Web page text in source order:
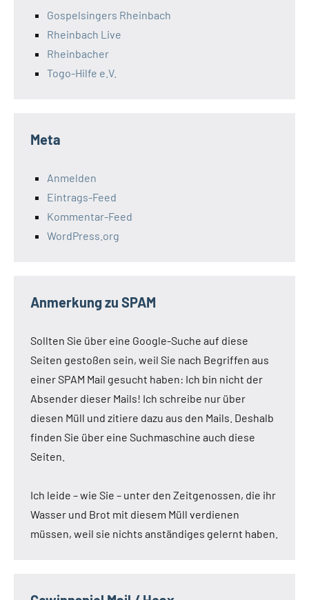
Gospelsingers Rheinbach
Rheinbach Live
Rheinbacher
Togo-Hilfe e.V.
Meta
Anmelden
Eintrags-Feed
Kommentar-Feed
WordPress.org
Anmerkung zu SPAM
Sollten Sie über eine Google-Suche auf diese
Seiten gestoßen sein, weil Sie nach Begriffen aus
einer SPAM Mail gesucht haben: Ich bin nicht der
Absender dieser Mails! Ich schreibe nur über
diesen Müll und zitiere dazu aus den Mails. Deshalb
finden Sie über eine Suchmaschine auch diese
Seiten.
Ich leide – wie Sie – unter den Zeitgenossen, die ihr
Wasser und Brot mit diesem Müll verdienen
müssen, weil sie nichts anständiges gelernt haben.